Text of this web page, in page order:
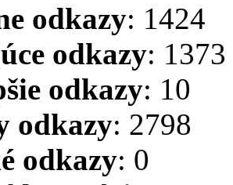
odkazy: 1424
odkazy: 1373
odkazy: 10
odkazy: 2798
odkazy: 0